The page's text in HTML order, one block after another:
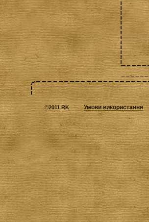
©2011 RK Умови використання